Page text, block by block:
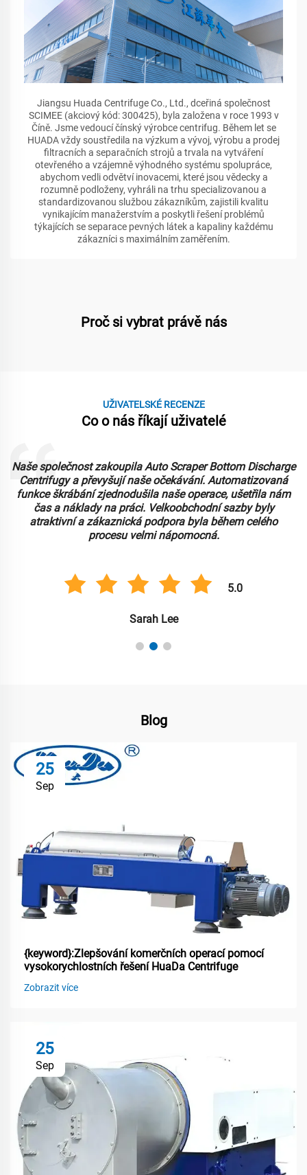
Jiangsu Huada Centrifuge Co., Ltd., dceřiná společnost
SCIMEE (akciový kód: 300425), byla založena v roce 1993 v
Číně. Jsme vedoucí čínský výrobce centrifug. Během let se
HUADA vždy soustředila na výzkum a vývoj, výrobu a prodej
filtracních a separačních strojů a trvala na vytváření
otevřeného a vzájemně výhodného systému spolupráce,
abychom vedli odvětví inovacemi, které jsou vědecky a
rozumně podloženy, vyhráli na trhu specializovanou a
standardizovanou službou zákazníkům, zajistili kvalitu
vynikajícím manažerstvím a poskytli řešení problémů
týkajících se separace pevných látek a kapaliny každému
zákazníci s maximálním zaměřením.
Proč si vybrat právě nás
UŽIVATELSKÉ RECENZE
Co o nás říkají uživatelé
Naše společnost zakoupila Auto Scraper Bottom Discharge
Centrifugy a převyšují naše očekávání. Automatizovaná
funkce škrábání zjednodušila naše operace, ušetřila nám
čas a náklady na práci. Velkoobchodní sazby byly
atraktivní a zákaznická podpora byla během celého
procesu velmi nápomocná.
5.0
Sarah Lee
Blog
25
Sep
{keyword}:Zlepšování komerčních operací pomocí
vysokorychlostních řešení HuaDa Centrifuge
Zobrazit více
25
Sep